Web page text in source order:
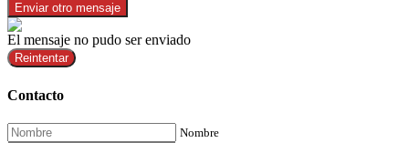
Enviar otro mensaje
El mensaje no pudo ser enviado
Reintentar
Contacto
Nombre